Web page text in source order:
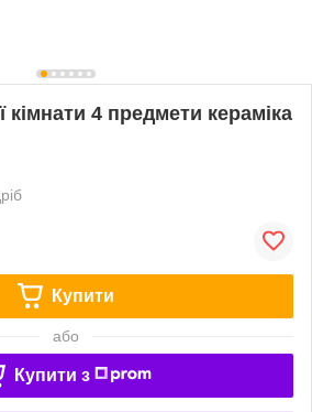
кімнати 4 предмети кераміка
Купити
або
Купити з